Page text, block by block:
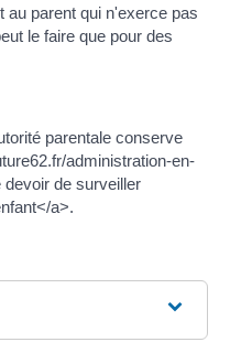
au parent qui n'exerce pas
le faire que pour des
parentale conserve
administration-en-
devoir de surveiller
a>.